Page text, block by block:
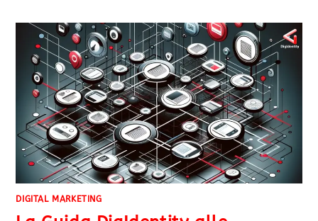
DIGITAL MARKETING